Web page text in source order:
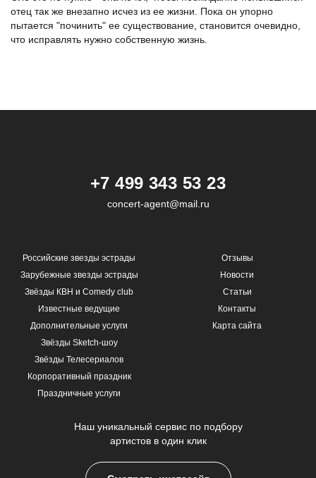
отец так же внезапно исчез из ее жизни. Пока он упорно
пытается "починить" ее существование, становится очевидно,
что исправлять нужно собственную жизнь.
+7 499 343 53 23
concert-agent@mail.ru
Российские звезды эстрады
Зарубежные звезды эстрады
Звёзды КВН и Comedy club
Известные ведущие
Дополнительные услуги
Звёзды Sketch-шоу
Звёзды Телесериалов
Корпоративный праздник
Праздничные услуги
Отзывы
Новости
Статьи
Контакты
Карта сайта
Наш уникальный сервис по подбору
артистов в один клик